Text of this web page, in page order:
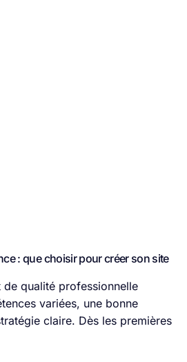
: que choisir pour créer son site
de qualité professionnelle
variées, une bonne
claire. Dès les premières